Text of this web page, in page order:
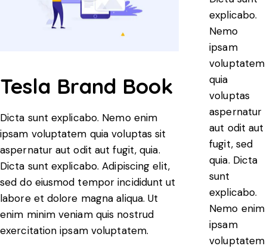
Tesla Brand Book
Dicta sunt explicabo. Nemo enim
ipsam voluptatem quia voluptas sit
aspernatur aut odit aut fugit, quia.
Dicta sunt explicabo. Adipiscing elit,
sed do eiusmod tempor incididunt ut
labore et dolore magna aliqua. Ut
enim minim veniam quis nostrud
exercitation ipsam voluptatem.
explicabo.
Nemo
ipsam
voluptatem
quia
voluptas
aspernatur
aut odit aut
fugit, sed
quia. Dicta
sunt
explicabo.
Nemo enim
ipsam
voluptatem